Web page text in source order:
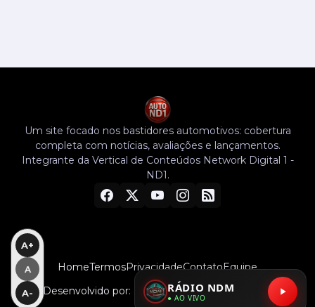
RÁDIO NDM
● AO VIVO
Um site focado nos bastidores automotivos: cobertura
completa com notícias, avaliações e lançamentos.
Integrante da Vertical de Conteúdos Network Digital 1 -
ND1.
Desenvolvido por: MRO Mídia | Agência Digital
HomeTermosPrivacidadeContatoEquipe
A+
A
A-